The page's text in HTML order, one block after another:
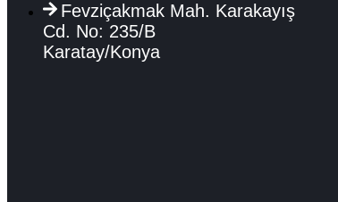
Fevziçakmak Mah. Karakayış
Cd. No: 235/B
Karatay/Konya